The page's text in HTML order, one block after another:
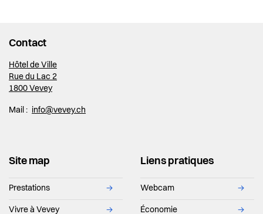
Contact
Hôtel de Ville
Rue du Lac 2
1800 Vevey
Mail : info@vevey.ch
Site map
Prestations →
Vivre à Vevey →
Liens pratiques
Webcam →
Économie →